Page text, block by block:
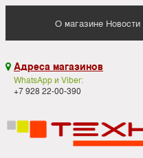
О магазине Новости
 Адреса магазинов
WhatsApp и Viber:
+7 928 22-00-390